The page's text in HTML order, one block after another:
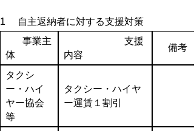
1 自主返納者に対する支援対策
事業主
体
支援
内容
備考
タクシ
ー・ハイ
ヤー協会
等
タクシー・ハイヤ
ー運賃１割引